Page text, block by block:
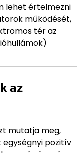
lehet értelmezni
működését,
tér az
az
mutatja meg,
pozitív